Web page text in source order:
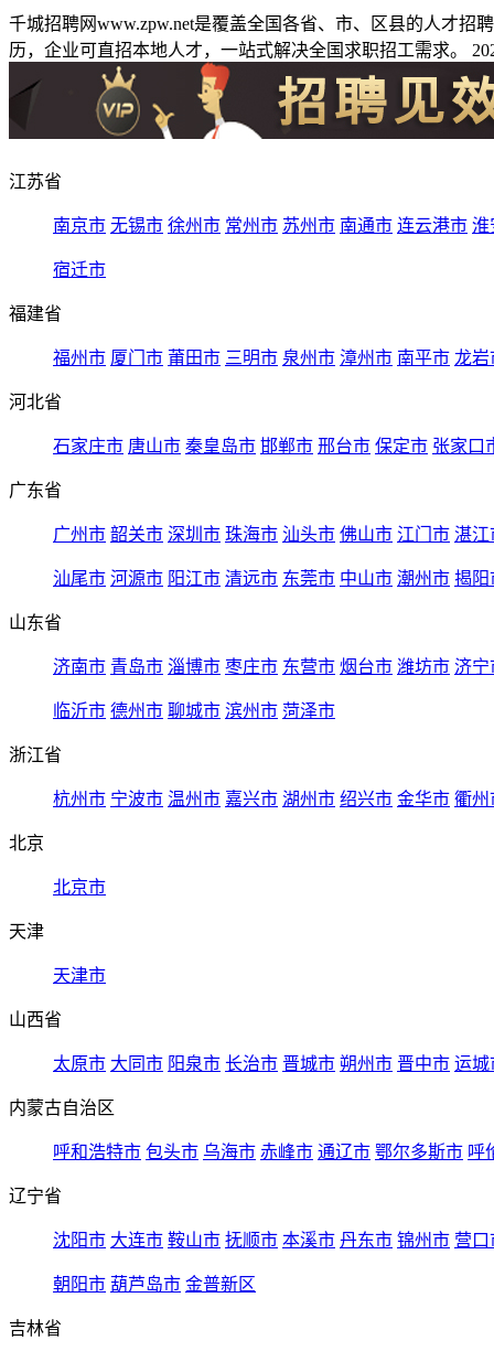
千城招聘网www.zpw.net是覆盖全国各省、市、区县的人才
历，企业可直招本地人才，一站式解决全国求职招工需求。
江苏省
南京市 无锡市 徐州市 常州市 苏州市 南通市 连云港市 淮
宿迁市
福建省
福州市 厦门市 莆田市 三明市 泉州市 漳州市 南平市 龙岩
河北省
石家庄市 唐山市 秦皇岛市 邯郸市 邢台市 保定市 张家口
广东省
广州市 韶关市 深圳市 珠海市 汕头市 佛山市 江门市 湛江
汕尾市 河源市 阳江市 清远市 东莞市 中山市 潮州市 揭阳
山东省
济南市 青岛市 淄博市 枣庄市 东营市 烟台市 潍坊市 济宁
临沂市 德州市 聊城市 滨州市 菏泽市
浙江省
杭州市 宁波市 温州市 嘉兴市 湖州市 绍兴市 金华市 衢州
北京
北京市
天津
天津市
山西省
太原市 大同市 阳泉市 长治市 晋城市 朔州市 晋中市 运城
内蒙古自治区
呼和浩特市 包头市 乌海市 赤峰市 通辽市 鄂尔多斯市 呼
辽宁省
沈阳市 大连市 鞍山市 抚顺市 本溪市 丹东市 锦州市 营口
朝阳市 葫芦岛市 金普新区
吉林省